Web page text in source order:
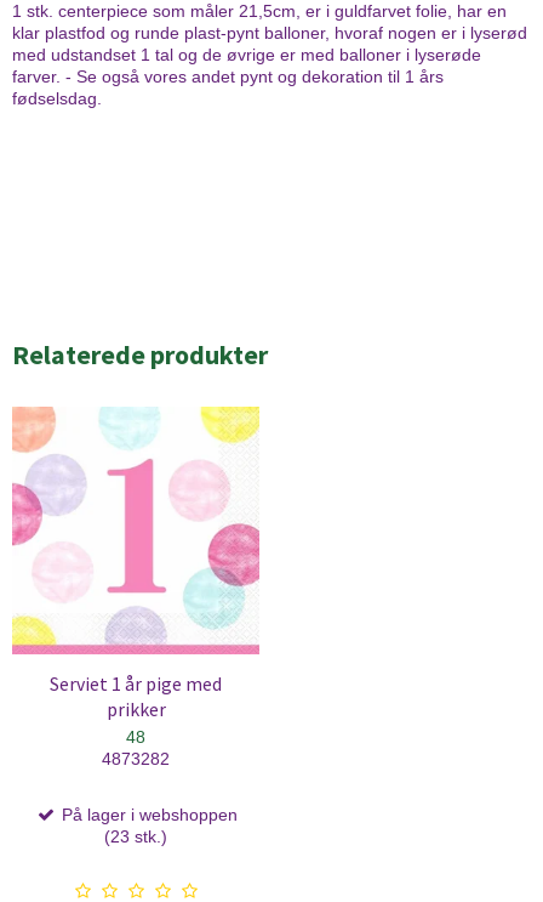
1 stk. centerpiece som måler 21,5cm, er i guldfarvet folie, har en
klar plastfod og runde plast-pynt balloner, hvoraf nogen er i lyserød
med udstandset 1 tal og de øvrige er med balloner i lyserøde
farver. - Se også vores andet pynt og dekoration til 1 års
fødselsdag.
Relaterede produkter
Serviet 1 år pige med
prikker
48
4873282
På lager i webshoppen
(23 stk.)